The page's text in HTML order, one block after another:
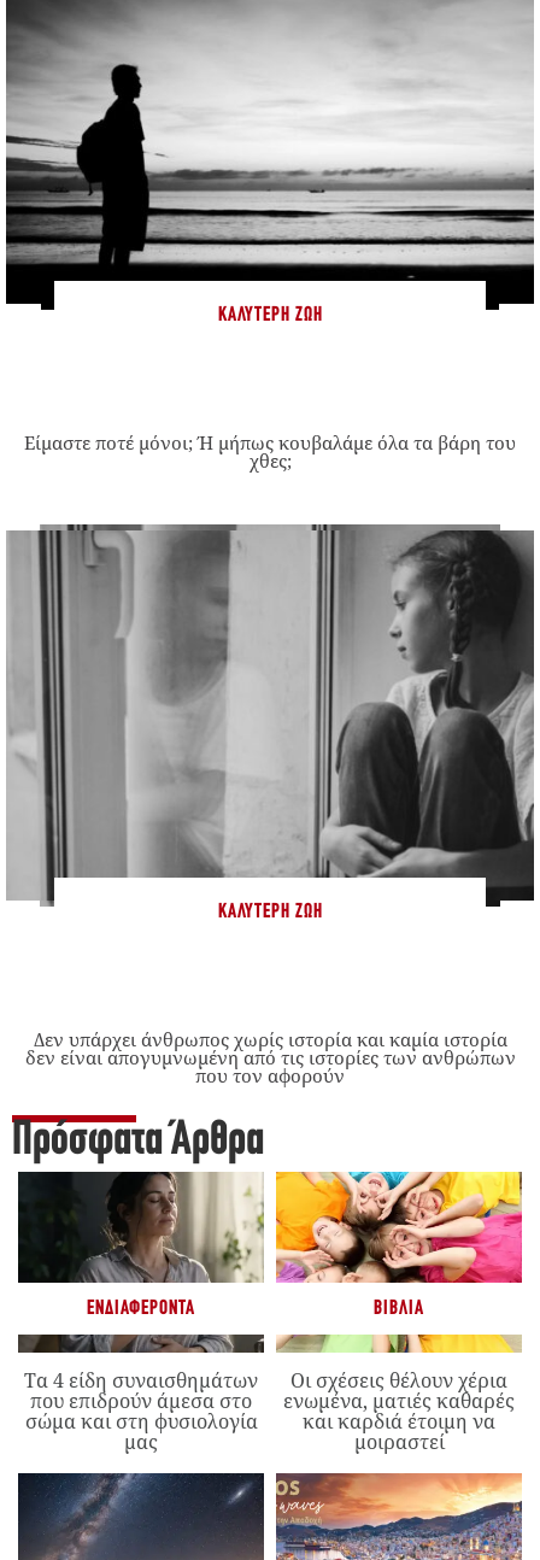
ΚΑΛΎΤΕΡΗ ΖΩΉ
Είμαστε ποτέ μόνοι; Ή μήπως κουβαλάμε όλα τα βάρη του
χθες;
ΚΑΛΎΤΕΡΗ ΖΩΉ
Δεν υπάρχει άνθρωπος χωρίς ιστορία και καμία ιστορία
δεν είναι απογυμνωμένη από τις ιστορίες των ανθρώπων
που τον αφορούν
Πρόσφατα Άρθρα
ΕΝΔΙΑΦΈΡΟΝΤΑ
Τα 4 είδη συναισθημάτων
που επιδρούν άμεσα στο
σώμα και στη φυσιολογία
μας
ΒΙΒΛΊΑ
Οι σχέσεις θέλουν χέρια
ενωμένα, ματιές καθαρές
και καρδιά έτοιμη να
μοιραστεί